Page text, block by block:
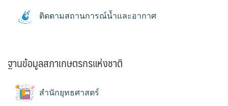
ติดตามสถานการณ์น้ำและอากาศ
ฐานข้อมูลสภาเกษตรกรแห่งชาติ
สำนักยุทธศาสตร์